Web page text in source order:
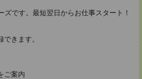
です。最短翌日からお仕事スタート！
きます。
ご案内